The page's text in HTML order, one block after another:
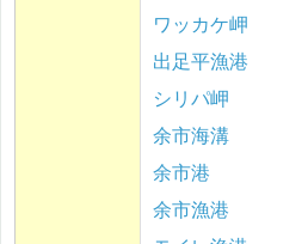
ワッカケ岬
出足平漁港
シリパ岬
余市海溝
余市港
余市漁港